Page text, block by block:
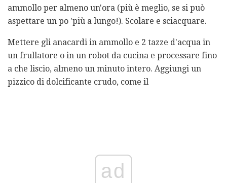
ammollo per almeno un'ora (più è meglio, se si può
aspettare un po 'più a lungo!). Scolare e sciacquare.
Mettere gli anacardi in ammollo e 2 tazze d'acqua in
un frullatore o in un robot da cucina e processare fino
a che liscio, almeno un minuto intero. Aggiungi un
pizzico di dolcificante crudo, come il
ad